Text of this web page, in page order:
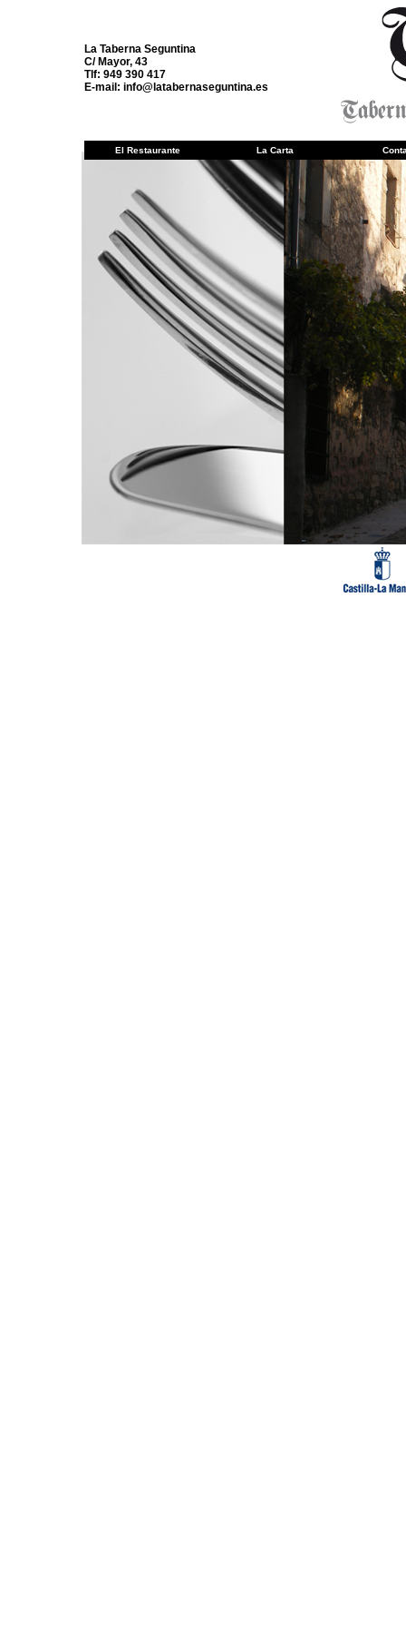
La Taberna Seguntina
C/ Mayor, 43
Tlf: 949 390 417
E-mail: info@latabernaseguntina.es
El Restaurante La Carta